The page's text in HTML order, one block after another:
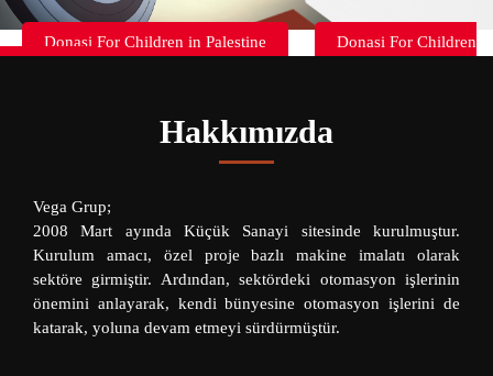
Donasi For Children in Palestine
Donasi For Children
Hakkımızda
Vega Grup;
2008 Mart ayında Küçük Sanayi sitesinde kurulmuştur.
Kurulum amacı, özel proje bazlı makine imalatı olarak
sektöre girmiştir. Ardından, sektördeki otomasyon işlerinin
önemini anlayarak, kendi bünyesine otomasyon işlerini de
katarak, yoluna devam etmeyi sürdürmüştür.